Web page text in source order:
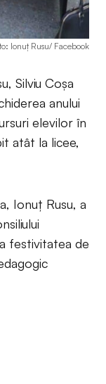
Ionuț Rusu/ Facebook
Silviu Coșa
anului
elevilor în
atât la licee,
Ionuț Rusu, a
festivitatea de